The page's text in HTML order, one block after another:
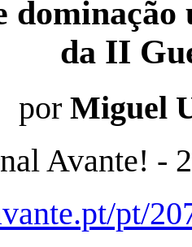
dominação
da II
por Miguel
Avante! -
pt/